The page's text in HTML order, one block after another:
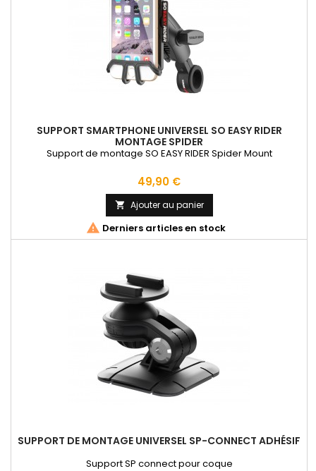
SUPPORT SMARTPHONE UNIVERSEL SO EASY RIDER
MONTAGE SPIDER
Support de montage SO EASY RIDER Spider Mount
Prix
49,90 €
 Ajouter au panier
 Derniers articles en stock
SUPPORT DE MONTAGE UNIVERSEL SP-CONNECT ADHÉSIF
Support SP connect pour coque